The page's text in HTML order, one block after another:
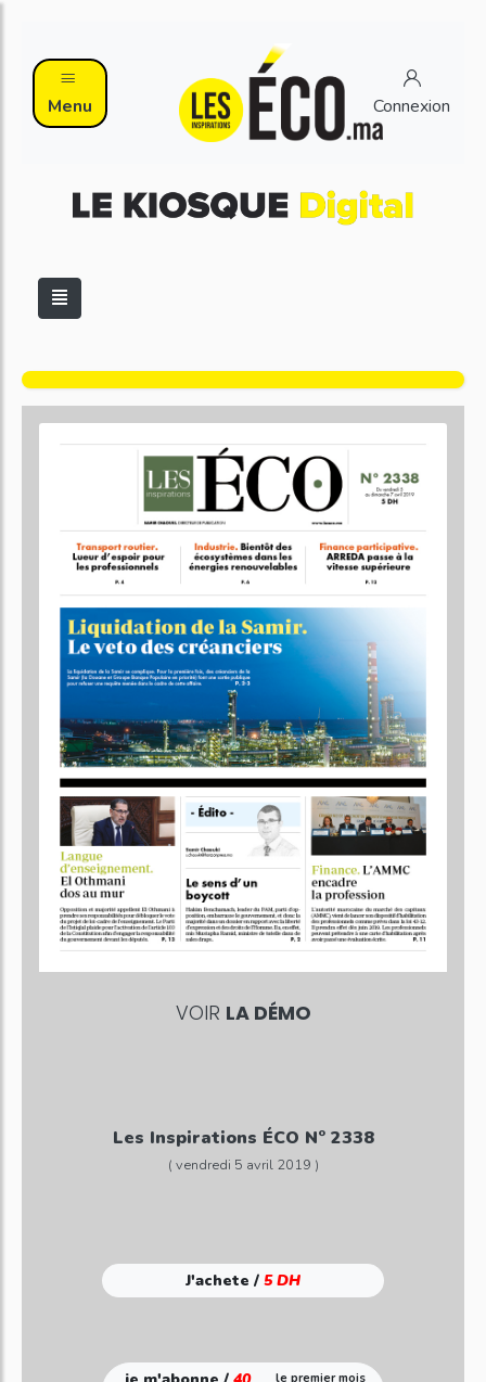
Menu Connexion
VOIR LA DÉMO
Les Inspirations ÉCO N° 2338
( vendredi 5 avril 2019 )
J'achete / 5 DH
le premier mois